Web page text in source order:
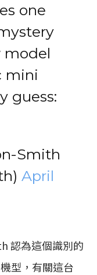
one
mini
guess:
Smith
April
認為這個識別的
型，有關這台